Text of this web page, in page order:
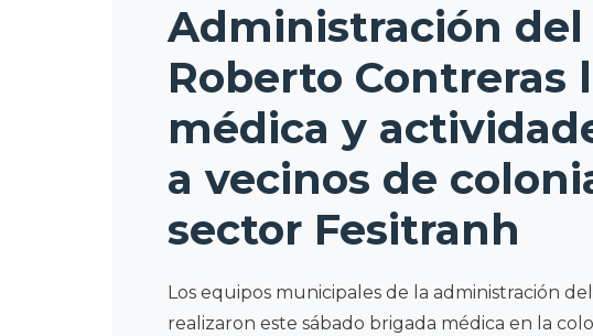
Administración del
Roberto Contreras
médica y
a vecinos de
sector Fesitranh
Los equipos municipales de la administración
realizaron este sábado brigada médica en la